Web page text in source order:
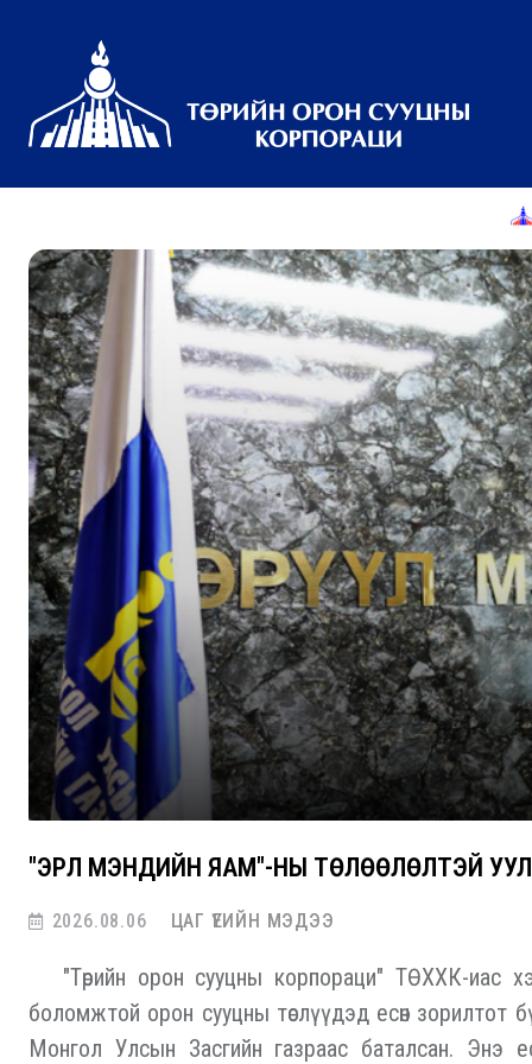
"ЭРҮҮЛ МЭНДИЙН ЯАМ"-НЫ ТӨЛӨӨЛӨЛТЭЙ
2026.08.06 ЦАГ ҮЕИЙН МЭДЭЭ
"Төрийн орон сууцны корпораци" ТӨХХК-иас
боломжтой орон сууцны төслүүдэд есөн зорилтот
Монгол Улсын Засгийн газраас баталсан. Энэ